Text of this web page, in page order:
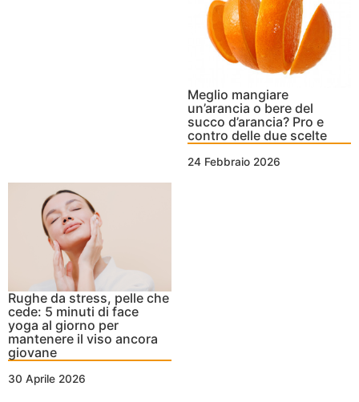
Meglio mangiare
un’arancia o bere del
succo d’arancia? Pro e
contro delle due scelte
24 Febbraio 2026
Rughe da stress, pelle che
cede: 5 minuti di face
yoga al giorno per
mantenere il viso ancora
giovane
30 Aprile 2026